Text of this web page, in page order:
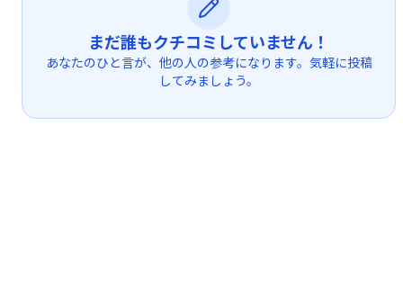
まだ誰もクチコミしていません！
あなたのひと言が、他の人の参考になります。気軽に投稿
してみましょう。